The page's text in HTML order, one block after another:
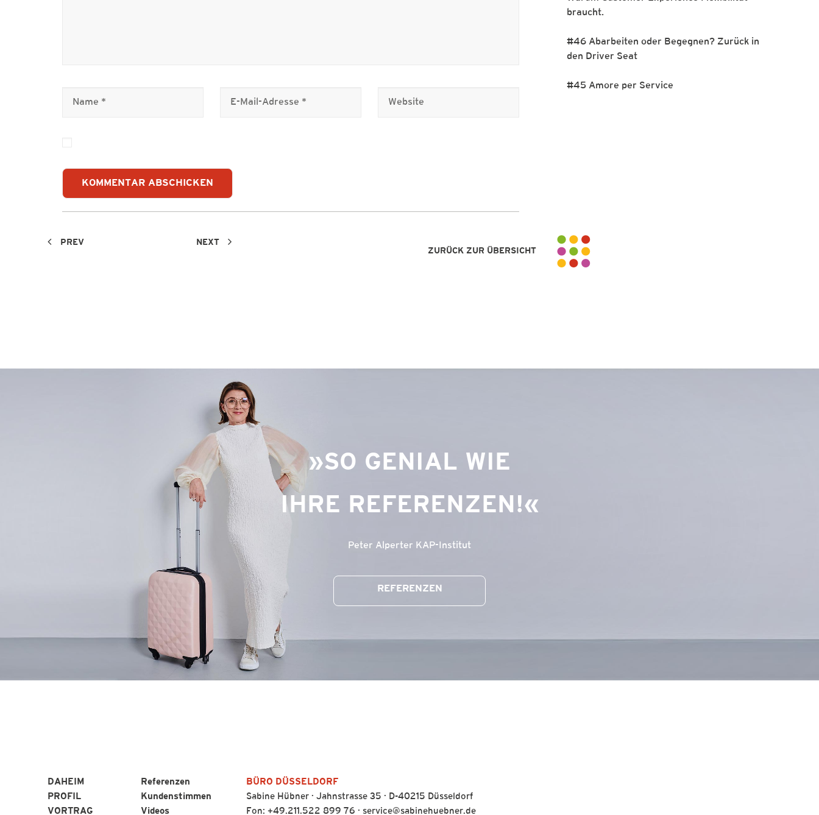
braucht.
#46 Abarbeiten oder Begegnen? Zurück in
den Driver Seat
#45 Amore per Service
PREV
NEXT
ZURÜCK ZUR ÜBERSICHT
SO GENIAL WIE
IHRE REFERENZEN!
Peter Alperter KAP-Institut
REFERENZEN
DAHEIM
PROFIL
VORTRAG
Referenzen
Kundenstimmen
Videos
BÜRO DÜSSELDORF
Sabine Hübner · Jahnstrasse 35 · D-40215 Düsseldorf
Fon: +49.211.522 899 76 · service@sabinehuebner.de